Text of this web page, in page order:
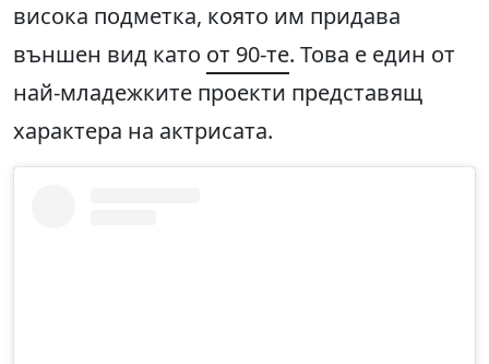
висока подметка, която им придава
външен вид като от 90-те. Това е един от
най-младежките проекти представящ
характера на актрисата.